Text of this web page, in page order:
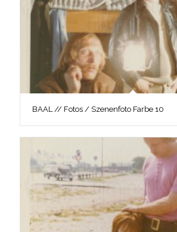
BAAL // Fotos / Szenenfoto Farbe 10